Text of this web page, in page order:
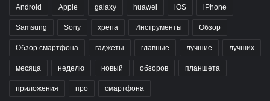
Android Apple galaxy huawei iOS iPhone
Samsung Sony xperia Инструменты Обзор
Обзор смартфона гаджеты главные лучшие лучших
месяца неделю новый обзоров планшета
приложения про смартфона